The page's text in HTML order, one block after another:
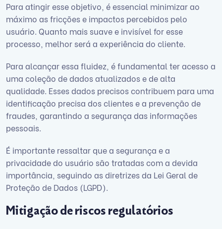
Para atingir esse objetivo, é essencial minimizar ao
máximo as fricções e impactos percebidos pelo
usuário. Quanto mais suave e invisível for esse
processo, melhor será a experiência do cliente.
Para alcançar essa fluidez, é fundamental ter acesso a
uma coleção de dados atualizados e de alta
qualidade. Esses dados precisos contribuem para uma
identificação precisa dos clientes e a prevenção de
fraudes, garantindo a segurança das informações
pessoais.
É importante ressaltar que a segurança e a
privacidade do usuário são tratadas com a devida
importância, seguindo as diretrizes da Lei Geral de
Proteção de Dados (LGPD).
Mitigação de riscos regulatórios